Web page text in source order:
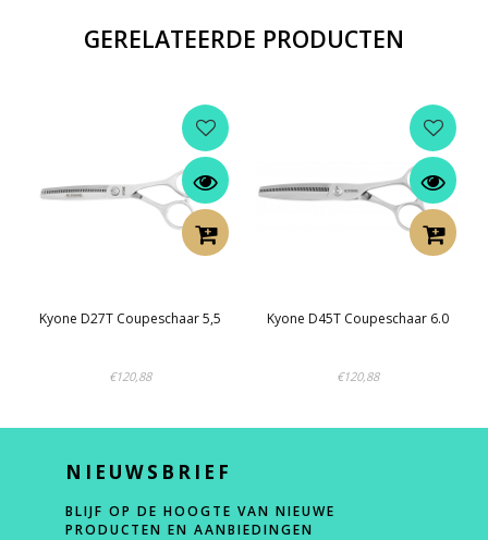
GERELATEERDE PRODUCTEN
Kyone D27T Coupeschaar 5,5
€120,88
Kyone D45T Coupeschaar 6.0
€120,88
NIEUWSBRIEF
BLIJF OP DE HOOGTE VAN NIEUWE
PRODUCTEN EN AANBIEDINGEN